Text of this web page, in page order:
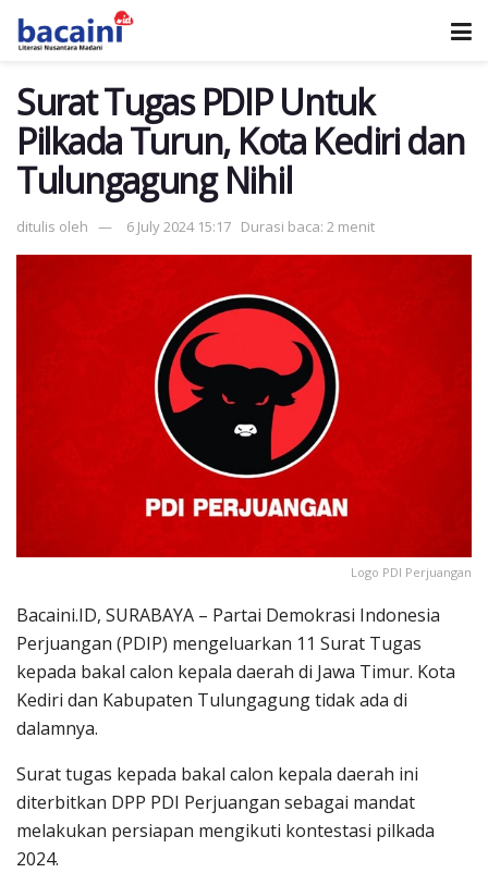
Surat Tugas PDIP Untuk
Pilkada Turun, Kota Kediri dan
Tulungagung Nihil
ditulis oleh 6 July 2024 15:17 Durasi baca: 2 menit
Logo PDI Perjuangan
Bacaini.ID, SURABAYA – Partai Demokrasi Indonesia
Perjuangan (PDIP) mengeluarkan 11 Surat Tugas
kepada bakal calon kepala daerah di Jawa Timur. Kota
Kediri dan Kabupaten Tulungagung tidak ada di
dalamnya.
Surat tugas kepada bakal calon kepala daerah ini
diterbitkan DPP PDI Perjuangan sebagai mandat
melakukan persiapan mengikuti kontestasi pilkada
2024.